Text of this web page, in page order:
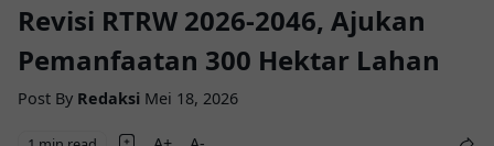
Revisi RTRW 2026-2046, Ajukan
Pemanfaatan 300 Hektar Lahan
Post By Redaksi Mei 18, 2026